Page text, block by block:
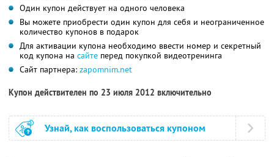
Один купон действует на одного человека
Вы можете приобрести один купон для себя и неограниченное
количество купонов в подарок
Для активации купона необходимо ввести номер и секретный
код купона на сайте перед покупкой видеотренинга
Сайт партнера: zapomnim.net
Купон действителен по 23 июля 2012 включительно
Узнай, как воспользоваться купоном